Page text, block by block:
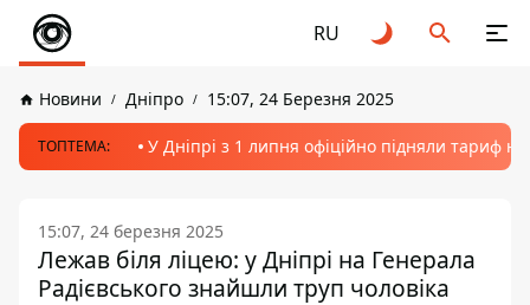
RU
Новини Дніпро 15:07, 24 Березня 2025
ТОПТЕМА: У Дніпрі з 1 липня офіційно підняли тариф
15:07, 24 березня 2025
Лежав біля ліцею: у Дніпрі на Генерала
Радієвського знайшли труп чоловіка